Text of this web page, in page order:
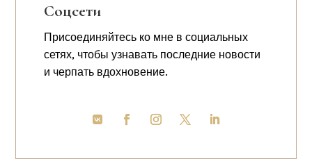
Соцсети
Присоединяйтесь ко мне в социальных
сетях, чтобы узнавать последние новости
и черпать вдохновение.